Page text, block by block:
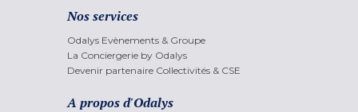
Nos services
Odalys Evènements & Groupe
La Conciergerie by Odalys
Devenir partenaire Collectivités & CSE
A propos d'Odalys